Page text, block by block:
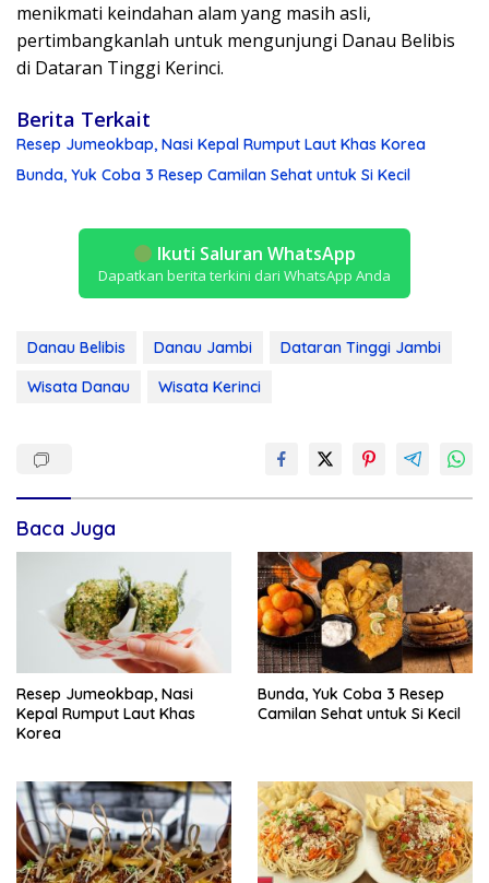
menikmati keindahan alam yang masih asli,
pertimbangkanlah untuk mengunjungi Danau Belibis
di Dataran Tinggi Kerinci.
Berita Terkait
Resep Jumeokbap, Nasi Kepal Rumput Laut Khas Korea
Bunda, Yuk Coba 3 Resep Camilan Sehat untuk Si Kecil
Ikuti Saluran WhatsApp
Dapatkan berita terkini dari WhatsApp Anda
Danau Belibis Danau Jambi
Dataran Tinggi Jambi
Wisata Danau
Wisata Kerinci
Baca Juga
Resep Jumeokbap, Nasi
Kepal Rumput Laut Khas
Korea
Bunda, Yuk Coba 3 Resep
Camilan Sehat untuk Si Kecil